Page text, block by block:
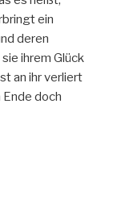
ein
deren
ihrem Glück
an ihr verliert
doch